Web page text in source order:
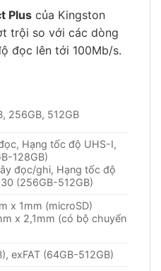
Plus của Kingston
trội so với các dòng
đọc lên tới 100Mb/s.
256GB, 512GB
Hạng tốc độ UHS-I,
128GB)
đọc/ghi, Hạng tốc độ
(256GB-512GB)
x 1mm (microSD)
x 2,1mm (có bộ chuyển
exFAT (64GB-512GB)